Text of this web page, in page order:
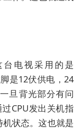
电视采用的是
是12伏供电，24
旦背光部分有问
CPU发出关机指
状态。这也就是